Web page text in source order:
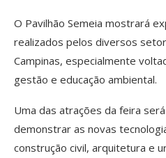
O Pavilhão Semeia mostrará
realizados pelos diversos
Campinas, especialmente
gestão e educação ambiental.
Uma das atrações da feira
demonstrar as novas
construção civil, arquitetura e